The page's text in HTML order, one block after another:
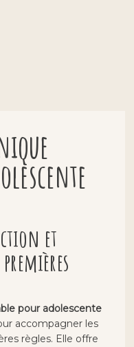
et
pour adolescente
accompagner les
règles. Elle offre